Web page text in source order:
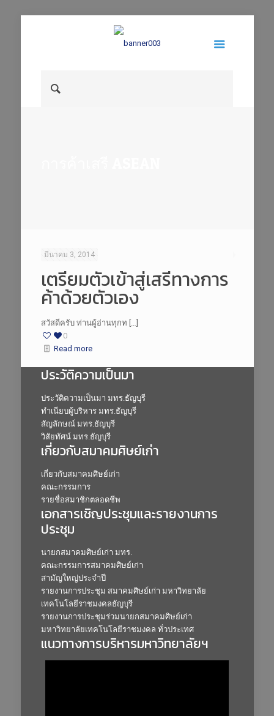
มีนาคม 3, 2014
เตรียมตัวเข้าสู่เสรีทางการ
ค้าด้วยตัวเอง
สวัสดีครับ ท่านผู้อ่านทุกท […]
0
Read more
ประวัติความเป็นมา
ประวัติความเป็นมา มทร.ธัญบุรี
ทำเนียบผู้บริหาร มทร.ธัญบุรี
สัญลักษณ์ มทร.ธัญบุรี
วิสัยทัศน์ มทร.ธัญบุรี
เกี่ยวกับสมาคมศิษย์เก่า
เกี่ยวกับสมาคมศิษย์เก่า
คณะกรรมการ
รายชื่อสมาชิกตลอดชีพ
เอกสารเชิญประชุมและรายงานการ
ประชุม
นายกสมาคมศิษย์เก่า มทร.
คณะกรรมการสมาคมศิษย์เก่า
สามัญใหญ่ประจำปี
รายงานการประชุม สมาคมศิษย์เก่า มหาวิทยาลัย
เทคโนโลยีราชมงคลธัญบุรี
รายงานการประชุมร่วมนายกสมาคมศิษย์เก่า
มหาวิทยาลัยเทคโนโลยีราชมงคล ทั่วประเทศ
แนวทางการบริหารมหาวิทยาลัยฯ